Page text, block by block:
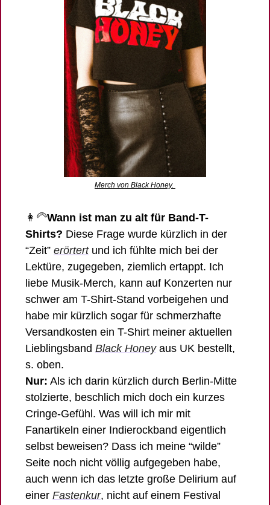
Merch von Black Honey.
👩‍🦳Wann ist man zu alt für Band-T-
Shirts? Diese Frage wurde kürzlich in der
“Zeit” erörtert und ich fühlte mich bei der
Lektüre, zugegeben, ziemlich ertappt. Ich
liebe Musik-Merch, kann auf Konzerten nur
schwer am T-Shirt-Stand vorbeigehen und
habe mir kürzlich sogar für schmerzhafte
Versandkosten ein T-Shirt meiner aktuellen
Lieblingsband Black Honey aus UK bestellt,
s. oben.
Nur: Als ich darin kürzlich durch Berlin-Mitte
stolzierte, beschlich mich doch ein kurzes
Cringe-Gefühl. Was will ich mir mit
Fanartikeln einer Indierockband eigentlich
selbst beweisen? Dass ich meine “wilde”
Seite noch nicht völlig aufgegeben habe,
auch wenn ich das letzte große Delirium auf
einer Fastenkur, nicht auf einem Festival